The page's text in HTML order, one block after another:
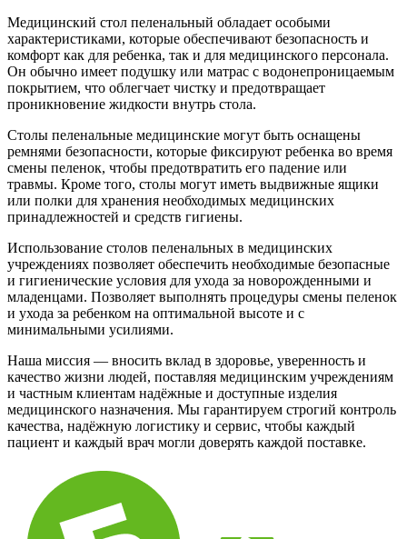
Медицинский стол пеленальный обладает особыми
характеристиками, которые обеспечивают безопасность и
комфорт как для ребенка, так и для медицинского персонала.
Он обычно имеет подушку или матрас с водонепроницаемым
покрытием, что облегчает чистку и предотвращает
проникновение жидкости внутрь стола.
Столы пеленальные медицинские могут быть оснащены
ремнями безопасности, которые фиксируют ребенка во время
смены пеленок, чтобы предотвратить его падение или
травмы. Кроме того, столы могут иметь выдвижные ящики
или полки для хранения необходимых медицинских
принадлежностей и средств гигиены.
Использование столов пеленальных в медицинских
учреждениях позволяет обеспечить необходимые безопасные
и гигиенические условия для ухода за новорожденными и
младенцами. Позволяет выполнять процедуры смены пеленок
и ухода за ребенком на оптимальной высоте и с
минимальными усилиями.
Наша миссия — вносить вклад в здоровье, уверенность и
качество жизни людей, поставляя медицинским учреждениям
и частным клиентам надёжные и доступные изделия
медицинского назначения. Мы гарантируем строгий контроль
качества, надёжную логистику и сервис, чтобы каждый
пациент и каждый врач могли доверять каждой поставке.